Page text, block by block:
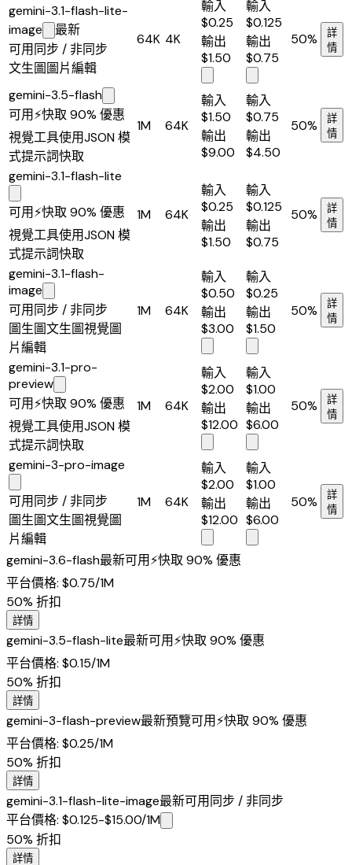
gemini-3.1-flash-lite-
image
最新
可用同步 / 非同步
文生圖圖片編輯
64K 4K
輸入
$0.25
輸出
$1.50
輸入
$0.125
輸出
$0.75
50%
詳
情
gemini-3.5-flash
可用⚡快取 90% 優惠
視覺工具使用JSON 模
式提示詞快取
1M 64K
輸入
$1.50
輸出
$9.00
輸入
$0.75
輸出
$4.50
50%
詳
情
gemini-3.1-flash-lite
可用⚡快取 90% 優惠
視覺工具使用JSON 模
式提示詞快取
1M 64K
輸入
$0.25
輸出
$1.50
輸入
$0.125
輸出
$0.75
50%
詳
情
gemini-3.1-flash-
image
可用同步 / 非同步
圖生圖文生圖視覺圖
片編輯
1M 64K
輸入
$0.50
輸出
$3.00
輸入
$0.25
輸出
$1.50
50%
詳
情
gemini-3.1-pro-
preview
可用⚡快取 90% 優惠
視覺工具使用JSON 模
式提示詞快取
1M 64K
輸入
$2.00
輸出
$12.00
輸入
$1.00
輸出
$6.00
50%
詳
情
gemini-3-pro-image
可用同步 / 非同步
圖生圖文生圖視覺圖
片編輯
1M 64K
輸入
$2.00
輸出
$12.00
輸入
$1.00
輸出
$6.00
50%
詳
情
gemini-3.6-flash最新可用⚡快取 90% 優惠
平台價格: $0.75/1M
50% 折扣
詳情
gemini-3.5-flash-lite最新可用⚡快取 90% 優惠
平台價格: $0.15/1M
50% 折扣
詳情
gemini-3-flash-preview最新預覽可用⚡快取 90% 優惠
平台價格: $0.25/1M
50% 折扣
詳情
gemini-3.1-flash-lite-image最新可用同步 / 非同步
平台價格: $0.125-$15.00/1M
50% 折扣
詳情